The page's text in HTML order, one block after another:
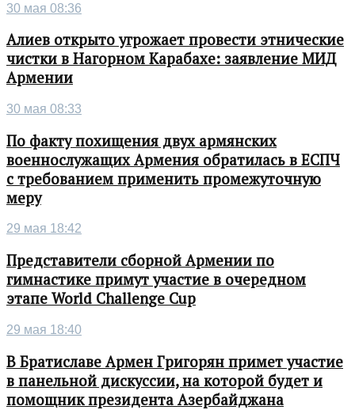
30 мая 08:36
Алиев открыто угрожает провести этнические
чистки в Нагорном Карабахе: заявление МИД
Армении
30 мая 08:33
По факту похищения двух армянских
военнослужащих Армения обратилась в ЕСПЧ
с требованием применить промежуточную
меру
29 мая 18:42
Представители сборной Армении по
гимнастике примут участие в очередном
этапе World Challenge Cup
29 мая 18:40
В Братиславе Армен Григорян примет участие
в панельной дискуссии, на которой будет и
помощник президента Азербайджана